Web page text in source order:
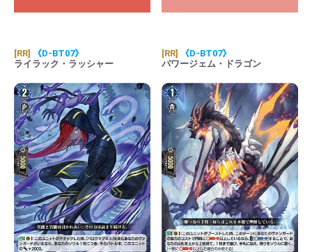
[RR]
《D-BT07》
ライラック・ラッシャー
[RR]
《D-BT07》
パワージェム・ドラゴン